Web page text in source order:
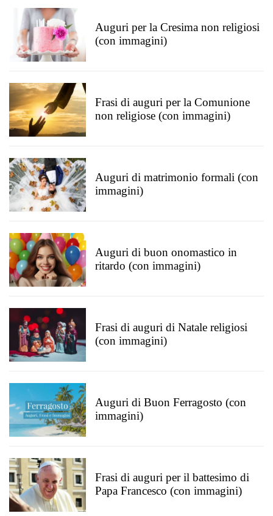
Auguri per la Cresima non religiosi
(con immagini)
Frasi di auguri per la Comunione
non religiose (con immagini)
Auguri di matrimonio formali (con
immagini)
Auguri di buon onomastico in
ritardo (con immagini)
Frasi di auguri di Natale religiosi
(con immagini)
Auguri di Buon Ferragosto (con
immagini)
Frasi di auguri per il battesimo di
Papa Francesco (con immagini)